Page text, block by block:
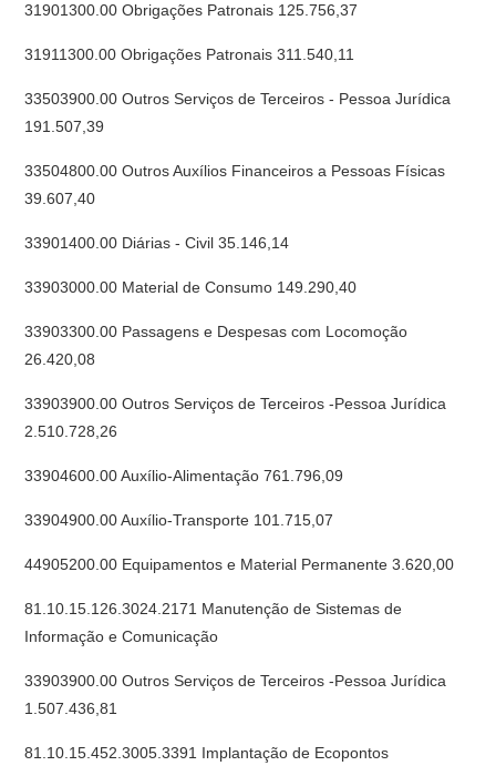
31901300.00 Obrigações Patronais 125.756,37
31911300.00 Obrigações Patronais 311.540,11
33503900.00 Outros Serviços de Terceiros - Pessoa Jurídica
191.507,39
33504800.00 Outros Auxílios Financeiros a Pessoas Físicas
39.607,40
33901400.00 Diárias - Civil 35.146,14
33903000.00 Material de Consumo 149.290,40
33903300.00 Passagens e Despesas com Locomoção
26.420,08
33903900.00 Outros Serviços de Terceiros -Pessoa Jurídica
2.510.728,26
33904600.00 Auxílio-Alimentação 761.796,09
33904900.00 Auxílio-Transporte 101.715,07
44905200.00 Equipamentos e Material Permanente 3.620,00
81.10.15.126.3024.2171 Manutenção de Sistemas de
Informação e Comunicação
33903900.00 Outros Serviços de Terceiros -Pessoa Jurídica
1.507.436,81
81.10.15.452.3005.3391 Implantação de Ecopontos